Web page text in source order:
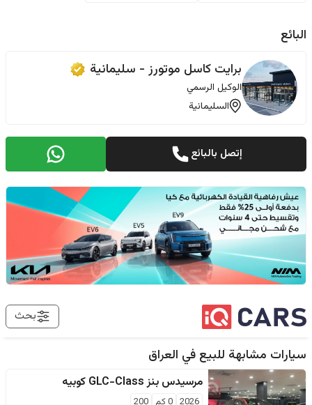
البائع
برایت کاسل موتورز - سليمانية
الوكيل الرسمي
السليمانية
إتصل بالبائع
بحث
سيارات مشابهة للبيع في العراق
مرسيدس بنز GLC-Class كوبيه
2026
0كم 200